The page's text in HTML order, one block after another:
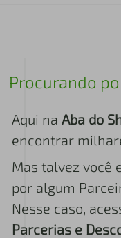
Procurando
Aqui na Aba do
encontrar
Mas talvez você
por algum
Nesse caso,
Parcerias e